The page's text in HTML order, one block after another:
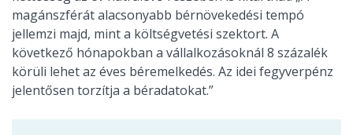
magánszférát alacsonyabb bérnövekedési tempó
jellemzi majd, mint a költségvetési szektort. A
következő hónapokban a vállalkozásoknál 8 százalék
körüli lehet az éves béremelkedés. Az idei fegyverpénz
jelentősen torzítja a béradatokat.”